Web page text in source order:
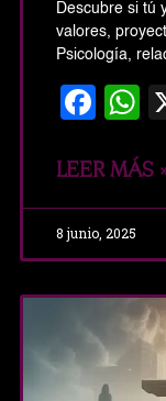
Descubre si tú
valores,
Psicología,
LEER MÁS
8 junio, 2025